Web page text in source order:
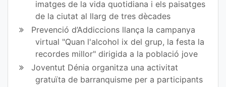
Fa
ce
bo
ok
Tw
itt
er
imatges de la vida quotidiana i els paisatges
de la ciutat al llarg de tres dècades
Prevenció d’Addiccions llança la campanya
virtual "Quan l'alcohol ix del grup, la festa la
recordes millor" dirigida a la població jove
Joventut Dénia organitza una activitat
gratuïta de barranquisme per a participants